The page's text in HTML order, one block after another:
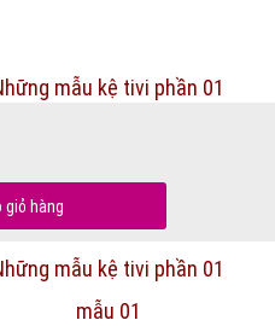
mẫu kệ tivi phần 01
giỏ hàng
mẫu kệ tivi phần 01
mẫu 01